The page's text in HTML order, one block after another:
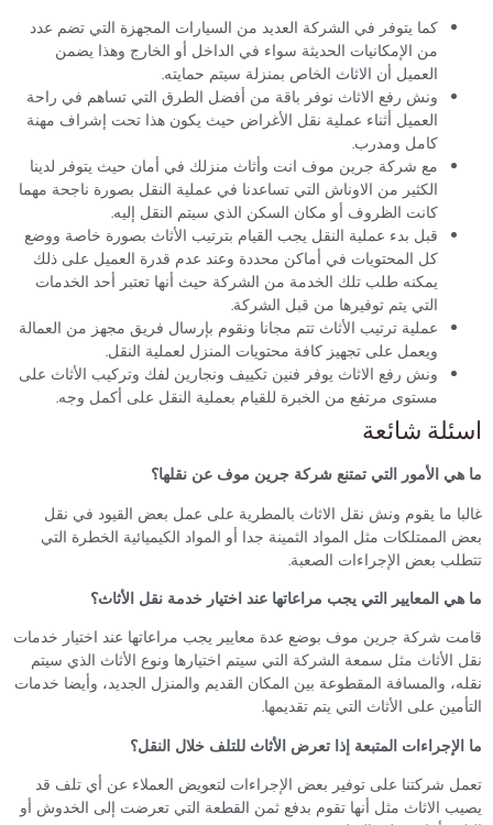
كما يتوفر في الشركة العديد من السيارات المجهزة التي تضم عدد
من الإمكانيات الحديثة سواء في الداخل أو الخارج وهذا يضمن
العميل أن الاثاث الخاص بمنزلة سيتم حمايته.
ونش رفع الاثاث نوفر باقة من أفضل الطرق التي تساهم في راحة
العميل أثناء عملية نقل الأغراض حيث يكون هذا تحت إشراف مهنة
كامل ومدرب.
مع شركة جرين موف انت وأثاث منزلك في أمان حيث يتوفر لدينا
الكثير من الاوناش التي تساعدنا في عملية النقل بصورة ناجحة مهما
كانت الظروف أو مكان السكن الذي سيتم النقل إليه.
قبل بدء عملية النقل يجب القيام بترتيب الأثاث بصورة خاصة ووضع
كل المحتويات في أماكن محددة وعند عدم قدرة العميل على ذلك
يمكنه طلب تلك الخدمة من الشركة حيث أنها تعتبر أحد الخدمات
التي يتم توفيرها من قبل الشركة.
عملية ترتيب الأثاث تتم مجانا ونقوم بإرسال فريق مجهز من العمالة
ويعمل على تجهيز كافة محتويات المنزل لعملية النقل.
ونش رفع الاثاث يوفر فنين تكييف ونجارين لفك وتركيب الأثاث على
مستوى مرتفع من الخبرة للقيام بعملية النقل على أكمل وجه.
اسئلة شائعة
ما هي الأمور التي تمتنع شركة جرين موف عن نقلها؟
غالبا ما يقوم ونش نقل الاثاث بالمطرية على عمل بعض القيود في نقل
بعض الممتلكات مثل المواد الثمينة جدا أو المواد الكيميائية الخطرة التي
تتطلب بعض الإجراءات الصعبة.
ما هي المعايير التي يجب مراعاتها عند اختيار خدمة نقل الأثاث؟
قامت شركة جرين موف بوضع عدة معايير يجب مراعاتها عند اختيار خدمات
نقل الأثاث مثل سمعة الشركة التي سيتم اختيارها ونوع الأثاث الذي سيتم
نقله، والمسافة المقطوعة بين المكان القديم والمنزل الجديد، وأيضا خدمات
التأمين على الأثاث التي يتم تقديمها.
ما الإجراءات المتبعة إذا تعرض الأثاث للتلف خلال النقل؟
تعمل شركتنا على توفير بعض الإجراءات لتعويض العملاء عن أي تلف قد
يصيب الاثاث مثل أنها تقوم بدفع ثمن القطعة التي تعرضت إلى الخدوش أو